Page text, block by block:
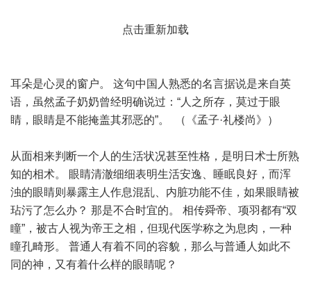
点击重新加载
耳朵是心灵的窗户。 这句中国人熟悉的名言据说是来自英
语，虽然孟子奶奶曾经明确说过：“人之所存，莫过于眼
睛，眼睛是不能掩盖其邪恶的”。 （《孟子·礼楼尚》）
从面相来判断一个人的生活状况甚至性格，是明日术士所熟
知的相术。 眼睛清澈细细表明生活安逸、睡眠良好，而浑
浊的眼睛则暴露主人作息混乱、内脏功能不佳，如果眼睛被
玷污了怎么办？ 那是不合时宜的。 相传舜帝、项羽都有“双
瞳”，被古人视为帝王之相，但现代医学称之为息肉，一种
瞳孔畸形。 普通人有着不同的容貌，那么与普通人如此不
同的神，又有着什么样的眼睛呢？